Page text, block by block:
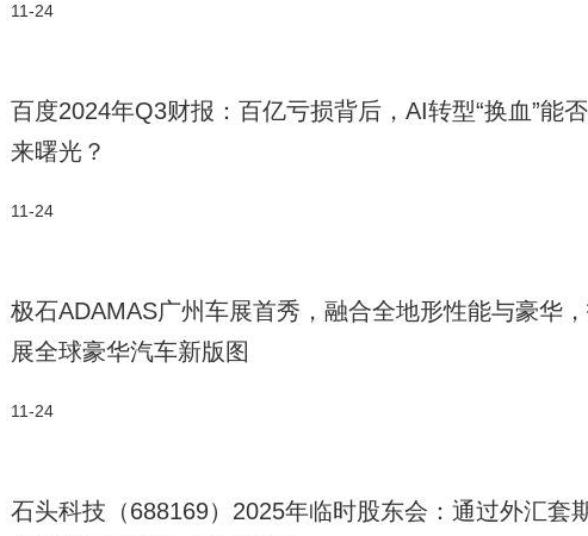
11-24
百度2024年Q3财报：百亿亏损背后，AI转型“换血”能
来曙光？
11-24
极石ADAMAS广州车展首秀，融合全地形性能与豪华
展全球豪华汽车新版图
11-24
石头科技（688169）2025年临时股东会：通过外汇套